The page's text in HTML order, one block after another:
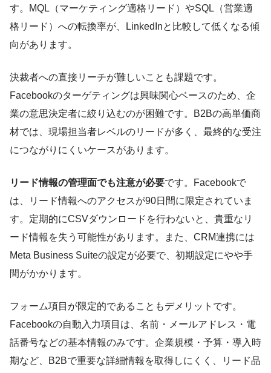
す。MQL（マーケティング適格リード）やSQL（営業適
格リード）への転換率が、LinkedInと比較して低くなる傾
向があります。
決裁者への直接リーチが難しいことも課題です。
Facebookのターゲティングは興味関心ベースのため、企
業の意思決定者に絞り込むのが困難です。B2Bの高単価商
材では、現場担当者レベルのリードが多く、最終的な受注
につながりにくいケースがあります。
リード情報の管理面でも注意が必要です。Facebookで
は、リード情報へのアクセスが90日間に限定されていま
す。定期的にCSVダウンロードを行わないと、貴重なリ
ード情報を失う可能性があります。また、CRM連携には
Meta Business Suiteの設定が必要で、初期設定にやや手
間がかかります。
フォーム項目が限定的であることもデメリットです。
Facebookの自動入力項目は、名前・メールアドレス・電
話番号などの基本情報のみです。企業規模・予算・導入時
期など、B2Bで重要な詳細情報を取得しにくく、リード品